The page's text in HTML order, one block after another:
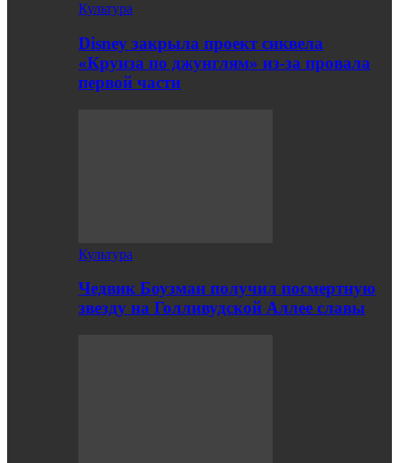
Культура
Disney закрыла проект сиквела
«Круиза по джунглям» из-за провала
первой части
Культура
Чедвик Боузман получил посмертную
звезду на Голливудской Аллее славы